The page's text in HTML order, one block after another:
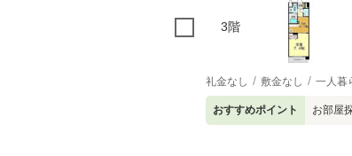
3階
礼金なし 敷金なし 一人暮
おすすめポイント お部屋